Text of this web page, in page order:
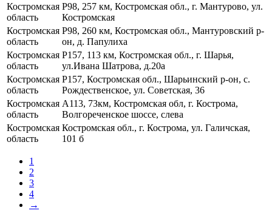
Костромская
область
Р98, 257 км, Костромская обл., г. Мантурово, ул.
Костромская
Костромская
область
Р98, 260 км, Костромская обл., Мантуровский р-
он, д. Папулиха
Костромская
область
Р157, 113 км, Костромская обл., г. Шарья,
ул.Ивана Шатрова, д.20а
Костромская
область
Р157, Костромская обл., Шарьинский р-он, с.
Рождественское, ул. Советская, 36
Костромская
область
А113, 73км, Костромская обл, г. Кострома,
Волгореченское шоссе, слева
Костромская
область
Костромская обл., г. Кострома, ул. Галичская,
101 б
1
2
3
4
→